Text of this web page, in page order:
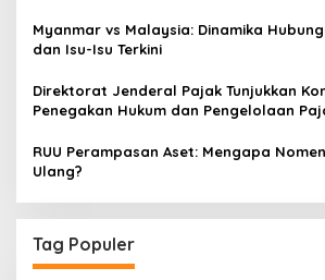
Myanmar vs Malaysia: Dinamika
dan Isu-Isu Terkini
Direktorat Jenderal Pajak Tunjukkan
Penegakan Hukum dan Pengelolaan
RUU Perampasan Aset: Mengapa
Ulang?
Tag Populer